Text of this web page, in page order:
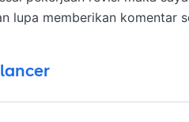
lupa memberikan komentar